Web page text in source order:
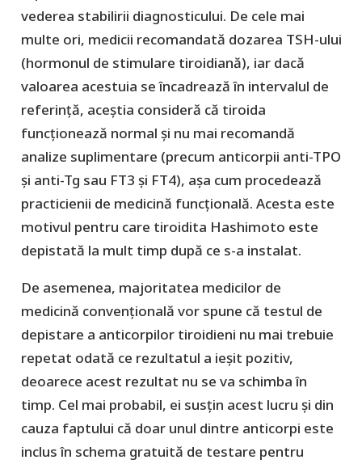
vederea stabilirii diagnosticului. De cele mai
multe ori, medicii recomandată dozarea TSH-ului
(hormonul de stimulare tiroidiană), iar dacă
valoarea acestuia se încadrează în intervalul de
referință, aceștia consideră că tiroida
funcționează normal și nu mai recomandă
analize suplimentare (precum anticorpii anti-TPO
și anti-Tg sau FT3 și FT4), așa cum procedează
practicienii de medicină funcțională. Acesta este
motivul pentru care tiroidita Hashimoto este
depistată la mult timp după ce s-a instalat.
De asemenea, majoritatea medicilor de
medicină convențională vor spune că testul de
depistare a anticorpilor tiroidieni nu mai trebuie
repetat odată ce rezultatul a ieșit pozitiv,
deoarece acest rezultat nu se va schimba în
timp. Cel mai probabil, ei susțin acest lucru și din
cauza faptului că doar unul dintre anticorpi este
inclus în schema gratuită de testare pentru